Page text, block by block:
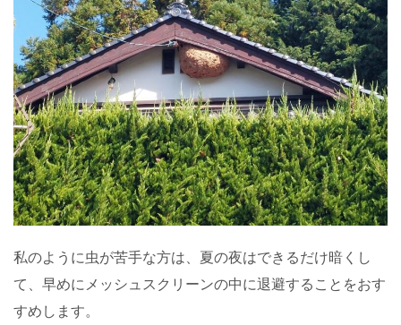
私のように虫が苦手な方は、夏の夜はできるだけ暗くし
て、早めにメッシュスクリーンの中に退避することをおす
すめします。